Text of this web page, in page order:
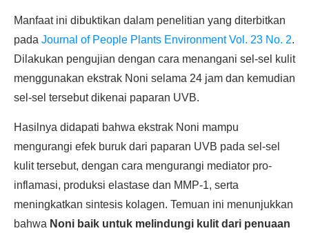
Manfaat ini dibuktikan dalam penelitian yang diterbitkan
pada Journal of People Plants Environment Vol. 23 No. 2.
Dilakukan pengujian dengan cara menangani sel-sel kulit
menggunakan ekstrak Noni selama 24 jam dan kemudian
sel-sel tersebut dikenai paparan UVB.
Hasilnya didapati bahwa ekstrak Noni mampu
mengurangi efek buruk dari paparan UVB pada sel-sel
kulit tersebut, dengan cara mengurangi mediator pro-
inflamasi, produksi elastase dan MMP-1, serta
meningkatkan sintesis kolagen. Temuan ini menunjukkan
bahwa Noni baik untuk melindungi kulit dari penuaan